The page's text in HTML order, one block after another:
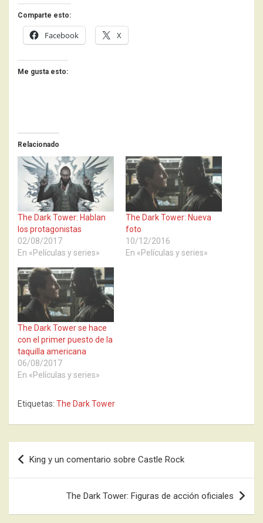
Comparte esto:
Facebook X
Me gusta esto:
Relacionado
The Dark Tower: Hablan
los protagonistas
02/08/2017
En «Películas y series»
The Dark Tower: Nueva
foto
10/12/2016
En «Películas y series»
The Dark Tower se hace
con el primer puesto de la
taquilla americana
06/08/2017
En «Películas y series»
Etiquetas: The Dark Tower
Navegación
de
entradas
King y un comentario sobre Castle Rock
The Dark Tower: Figuras de acción oficiales